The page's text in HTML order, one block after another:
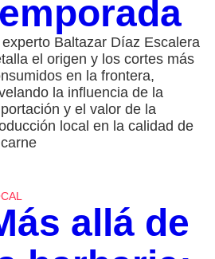
experto Baltazar Díaz Escalera
el origen y los cortes más
en la frontera,
la influencia de la
y el valor de la
local en la calidad de
carne
allá de